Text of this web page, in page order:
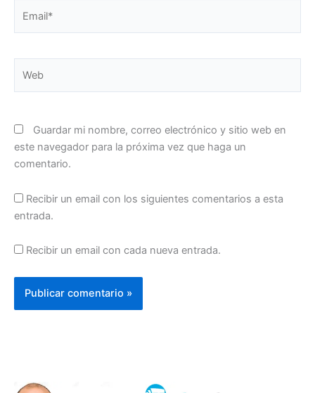
Guardar mi nombre, correo electrónico y sitio web en
este navegador para la próxima vez que haga un
comentario.
Recibir un email con los siguientes comentarios a esta
entrada.
Recibir un email con cada nueva entrada.